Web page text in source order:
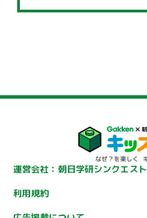
運営会社：朝日学研シンクエスト
利用規約